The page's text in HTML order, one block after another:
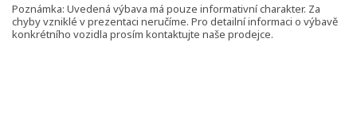
Poznámka: Uvedená výbava má pouze informativní charakter. Za
chyby vzniklé v prezentaci neručíme. Pro detailní informaci o výbavě
konkrétního vozidla prosím kontaktujte naše prodejce.